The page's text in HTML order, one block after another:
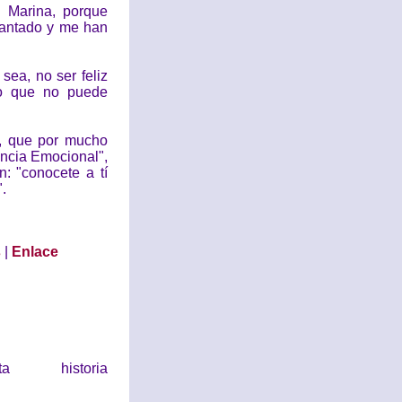
porque
y me han
no ser feliz
que no puede
que por mucho
Emocional",
"conocete a tí
Enlace
historia